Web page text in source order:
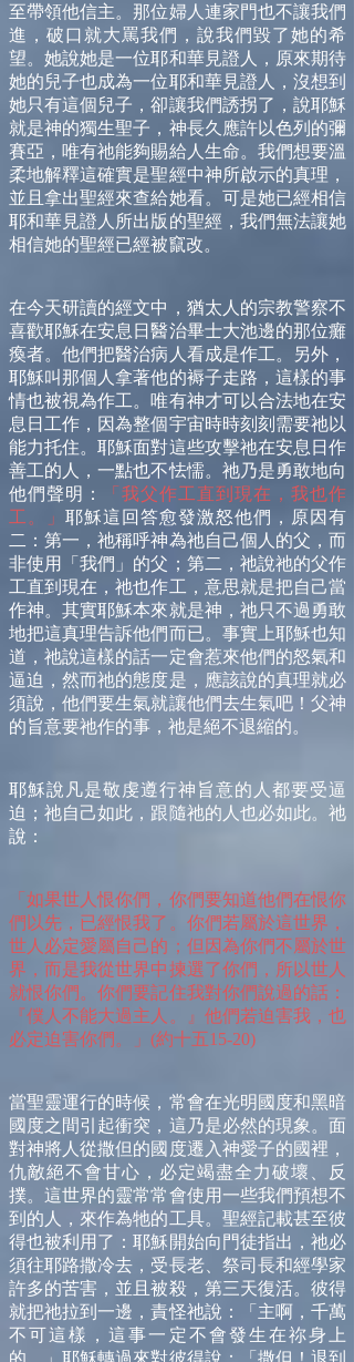
至帶領他信主。那位婦人連家門也不讓我們
進，破口就大罵我們，說我們毀了她的希
望。她說她是一位耶和華見證人，原來期待
她的兒子也成為一位耶和華見證人，沒想到
她只有這個兒子，卻讓我們誘拐了，說耶穌
就是神的獨生聖子，神長久應許以色列的彌
賽亞，唯有祂能夠賜給人生命。我們想要溫
柔地解釋這確實是聖經中神所啟示的真理，
並且拿出聖經來查給她看。可是她已經相信
耶和華見證人所出版的聖經，我們無法讓她
相信她的聖經已經被竄改。
在今天研讀的經文中，猶太人的宗教警察不
喜歡耶穌在安息日醫治畢士大池邊的那位癱
瘓者。他們把醫治病人看成是作工。另外，
耶穌叫那個人拿著他的褥子走路，這樣的事
情也被視為作工。唯有神才可以合法地在安
息日工作，因為整個宇宙時時刻刻需要祂以
能力托住。耶穌面對這些攻擊祂在安息日作
善工的人，一點也不怯懦。祂乃是勇敢地向
他們聲明：
「我父作工直到現在，我也作
工。」 耶穌這回答愈發激怒他們，原因有
二：第一，祂稱呼神為祂自己個人的父，而
非使用「我們」的父；第二，祂說祂的父作
工直到現在，祂也作工，意思就是把自己當
作神。其實耶穌本來就是神，祂只不過勇敢
地把這真理告訴他們而已。事實上耶穌也知
道，祂說這樣的話一定會惹來他們的怒氣和
逼迫，然而祂的態度是，應該說的真理就必
須說，他們要生氣就讓他們去生氣吧！父神
的旨意要祂作的事，祂是絕不退縮的。
耶穌說凡是敬虔遵行神旨意的人都要受逼
迫；祂自己如此，跟隨祂的人也必如此。祂
說：
「如果世人恨你們，你們要知道他們在恨你
們以先，已經恨我了。你們若屬於這世界，
世人必定愛屬自己的；但因為你們不屬於世
界，而是我從世界中揀選了你們，所以世人
就恨你們。你們要記住我對你們說過的話：
『僕人不能大過主人。』他們若迫害我，也
必定迫害你們。」(約十五15-20)
當聖靈運行的時候，常會在光明國度和黑暗
國度之間引起衝突，這乃是必然的現象。面
對神將人從撒但的國度遷入神愛子的國裡，
仇敵絕不會甘心，必定竭盡全力破壞、反
撲。這世界的靈常常會使用一些我們預想不
到的人，來作為牠的工具。聖經記載甚至彼
得也被利用了：耶穌開始向門徒指出，祂必
須往耶路撒冷去，受長老、祭司長和經學家
許多的苦害，並且被殺，第三天復活。彼得
就把祂拉到一邊，責怪祂說：「主啊，千萬
不可這樣，這事一定不會發生在祢身上
的。」耶穌轉過來對彼得說：「撒但！退到